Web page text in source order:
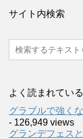
サイト内検索
よく読まれてい
グラブルで強く
- 126,949 views
グランデフェス